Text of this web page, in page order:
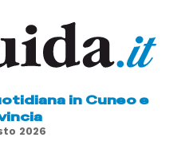
in Cuneo e
2026